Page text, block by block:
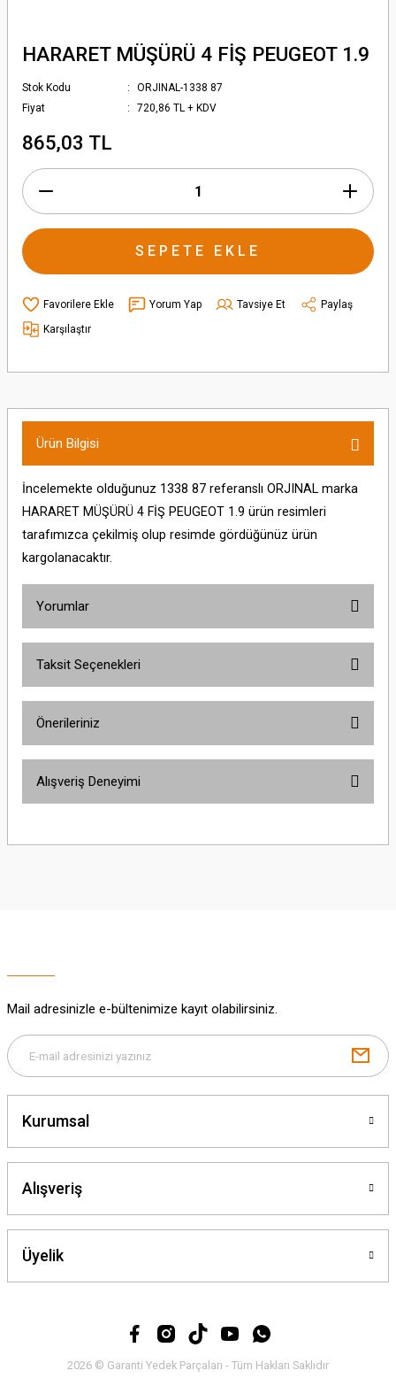
HARARET MÜŞÜRÜ 4 FİŞ PEUGEOT 1.9
Stok Kodu
ORJINAL-1338 87
Fiyat
720,86 TL + KDV
865,03 TL
SEPETE EKLE
Yorum Yap Tavsiye Et
Paylaş
Karşılaştır
Ürün Bilgisi
İncelemekte olduğunuz 1338 87 referanslı ORJINAL marka
HARARET MÜŞÜRÜ 4 FİŞ PEUGEOT 1.9 ürün resimleri
tarafımızca çekilmiş olup resimde gördüğünüz ürün
kargolanacaktır.
Yorumlar
Taksit Seçenekleri
Önerileriniz
yetersiz gördüğünüz noktaları öneri formunu kullanarak tarafımıza
Gönder
Alışveriş Deneyimi
Mail adresinizle e-bültenimize kayıt olabilirsiniz.
Kurumsal
Alışveriş
Üyelik
2026 © Garanti Yedek Parçaları - Tüm Hakları Saklıdır